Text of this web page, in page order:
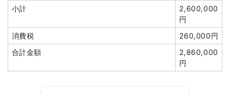
外構撤去
133,200円
駐車場撤去
191m² 2,002円
382,400円
諸経費
378,191円
29,956円
小計
2,600,000
円
消費税
260,000円
合計金額
2,860,000
円